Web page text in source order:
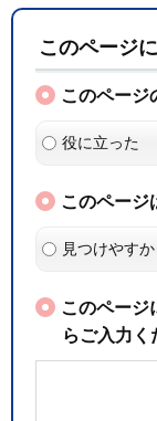
このページ
このページ
役に立った
このページ
見つけやす
このページ
らご入力く